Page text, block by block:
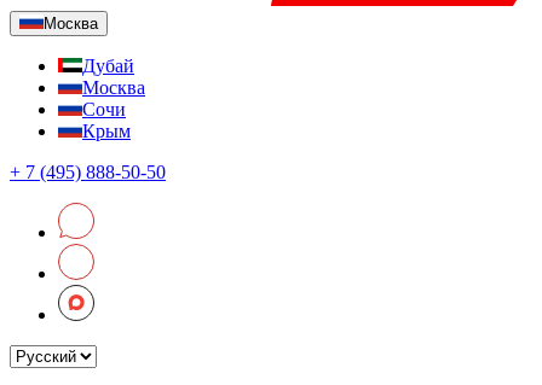
Москва
Дубай
Москва
Сочи
Крым
+ 7 (495) 888-50-50